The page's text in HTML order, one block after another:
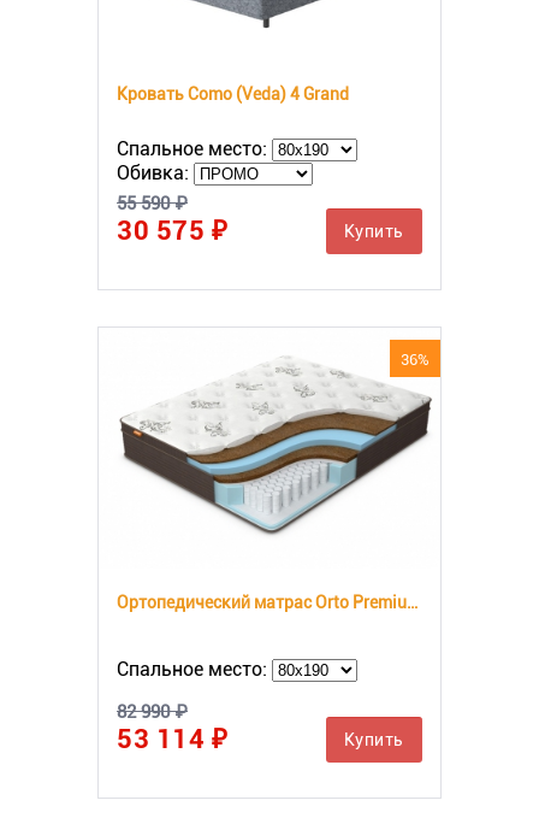
Кровать Como (Veda) 4 Grand
Спальное место:
Обивка:
55 590 ₽
30 575 ₽ Купить
36%
Ортопедический матрас Orto Premium Hard
Спальное место:
82 990 ₽
53 114 ₽ Купить